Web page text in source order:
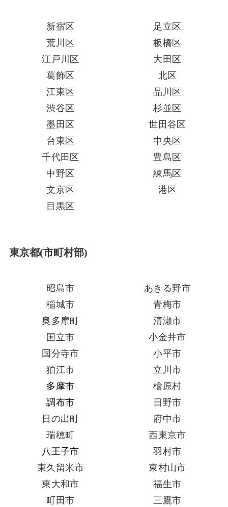
新宿区
足立区
荒川区
板橋区
江戸川区
大田区
葛飾区
北区
江東区
品川区
渋谷区
杉並区
墨田区
世田谷区
台東区
中央区
千代田区
豊島区
中野区
練馬区
文京区
港区
目黒区
東京都(市町村部)
昭島市
あきる野市
稲城市
青梅市
奥多摩町
清瀬市
国立市
小金井市
国分寺市
小平市
狛江市
立川市
多摩市
檜原村
調布市
日野市
日の出町
府中市
瑞穂町
西東京市
八王子市
羽村市
東久留米市
東村山市
東大和市
福生市
町田市
三鷹市